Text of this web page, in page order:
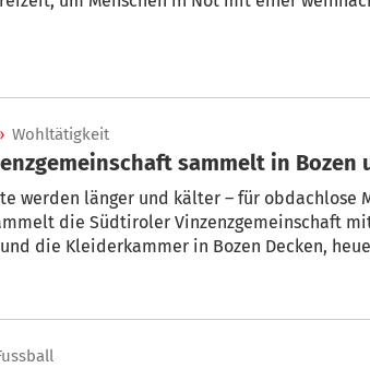
Wohltätigkeit
sammelt in Bozen
werden länger und kälter – für obdachlose
die Südtiroler Vinzenzgemeinschaft
die Kleiderkammer in Bozen Decken,